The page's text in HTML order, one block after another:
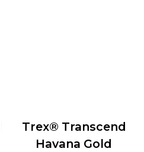
Trex® Transcend
Havana Gold